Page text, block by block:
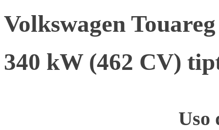
Volkswagen
340 kW (462 CV)
Uso